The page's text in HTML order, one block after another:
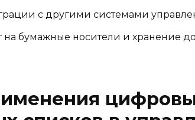
с другими системами
на бумажные носители и хранение